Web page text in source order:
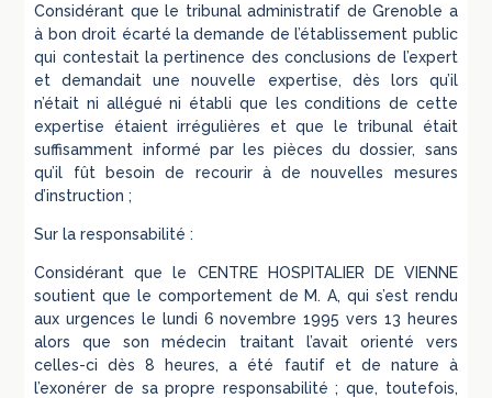
Considérant que le tribunal administratif de Grenoble a
à bon droit écarté la demande de l’établissement public
qui contestait la pertinence des conclusions de l’expert
et demandait une nouvelle expertise, dès lors qu’il
n’était ni allégué ni établi que les conditions de cette
expertise étaient irrégulières et que le tribunal était
suffisamment informé par les pièces du dossier, sans
qu’il fût besoin de recourir à de nouvelles mesures
d’instruction ;
Sur la responsabilité :
Considérant que le CENTRE HOSPITALIER DE VIENNE
soutient que le comportement de M. A, qui s’est rendu
aux urgences le lundi 6 novembre 1995 vers 13 heures
alors que son médecin traitant l’avait orienté vers
celles-ci dès 8 heures, a été fautif et de nature à
l’exonérer de sa propre responsabilité ; que, toutefois,